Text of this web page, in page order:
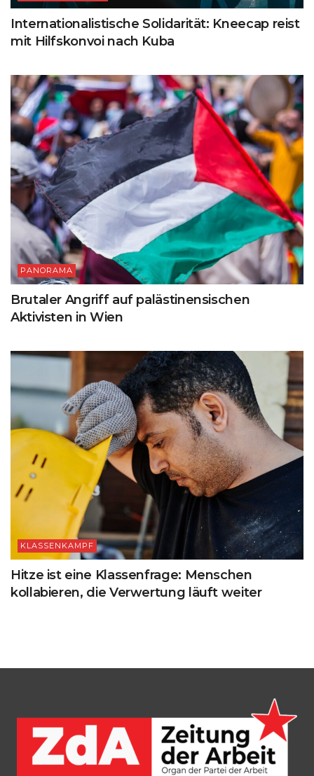
Internationalistische Solidarität: Kneecap reist
mit Hilfskonvoi nach Kuba
PANORAMA
Brutaler Angriff auf palästinensischen
Aktivisten in Wien
KLASSENKAMPF
Hitze ist eine Klassenfrage: Menschen
kollabieren, die Verwertung läuft weiter